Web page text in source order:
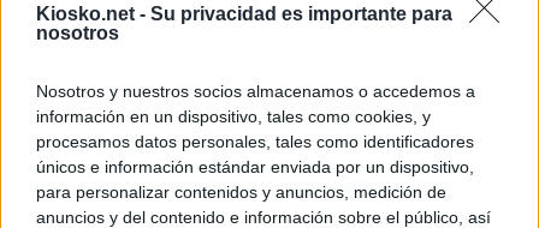
Kiosko.net - Su privacidad es importante para
nosotros
Nosotros y nuestros socios almacenamos o accedemos a
información en un dispositivo, tales como cookies, y
procesamos datos personales, tales como identificadores
únicos e información estándar enviada por un dispositivo,
para personalizar contenidos y anuncios, medición de
anuncios y del contenido e información sobre el público, así